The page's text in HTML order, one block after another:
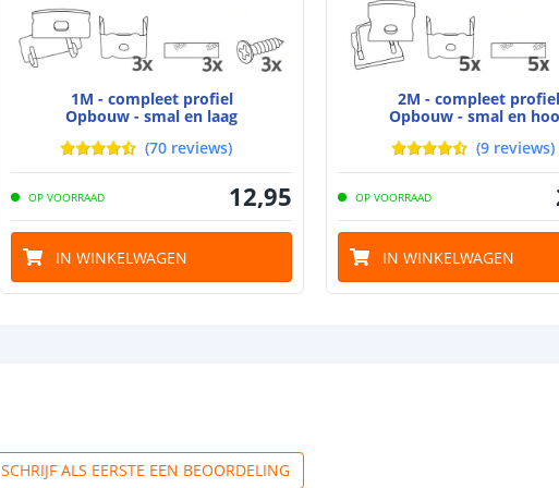
Dikte led strip
Aansluiting
1M - compleet profiel
Opbouw - smal en laag
(70 reviews)
OP VOORRAAD 12,95
IN WINKELWAGEN
2M - compleet profiel
Opbouw - smal en
(9 reviews)
OP VOORRAAD
IN WINKELWAGEN
SCHRIJF ALS EERSTE EEN BEOORDELING